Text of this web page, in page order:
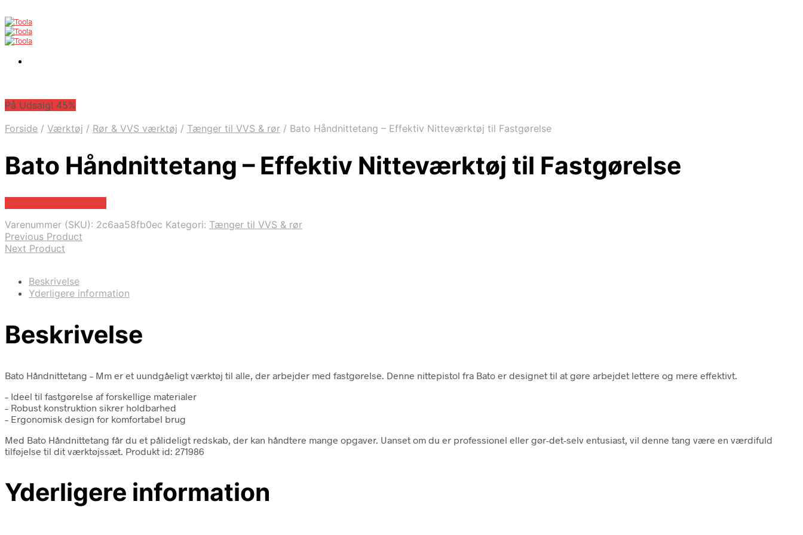
På Udsalg! 45%
Forside / Værktøj / Rør & VVS værktøj / Tænger til VVS & rør / Bato Håndnittetang – Effektiv Nitteværktøj til Fastgørelse
Bato Håndnittetang – Effektiv Nitteværktøj til Fastgørelse
Varenummer (SKU): 2c6aa58fb0ec Kategori: Tænger til VVS & rør
Previous Product
Next Product
Beskrivelse
Yderligere information
Beskrivelse
Bato Håndnittetang – Mm er et uundgåeligt værktøj til alle, der arbejder med fastgørelse. Denne nittepistol fra Bato er designet til at gøre arbejdet lettere og mere effektivt.
– Ideel til fastgørelse af forskellige materialer
– Robust konstruktion sikrer holdbarhed
– Ergonomisk design for komfortabel brug
Med Bato Håndnittetang får du et pålideligt redskab, der kan håndtere mange opgaver. Uanset om du er professionel eller gør-det-selv entusiast, vil denne tang være en værdifuld
tilføjelse til dit værktøjssæt. Produkt id: 271986
Yderligere information